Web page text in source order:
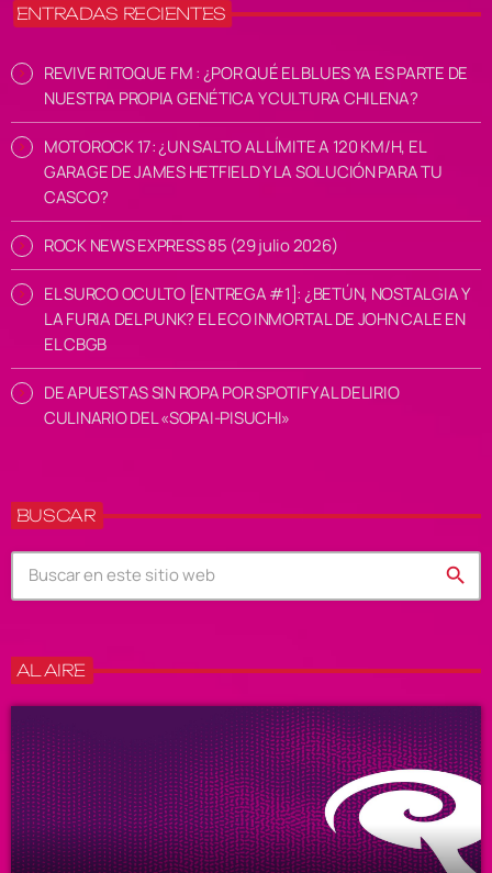
ENTRADAS RECIENTES
REVIVE RITOQUE FM : ¿POR QUÉ EL BLUES YA ES PARTE DE
NUESTRA PROPIA GENÉTICA Y CULTURA CHILENA?
MOTOROCK 17: ¿UN SALTO AL LÍMITE A 120 KM/H, EL
GARAGE DE JAMES HETFIELD Y LA SOLUCIÓN PARA TU
CASCO?
ROCK NEWS EXPRESS 85 (29 julio 2026)
EL SURCO OCULTO [ENTREGA #1]: ¿BETÚN, NOSTALGIA Y
LA FURIA DEL PUNK? EL ECO INMORTAL DE JOHN CALE EN
EL CBGB
DE APUESTAS SIN ROPA POR SPOTIFY AL DELIRIO
CULINARIO DEL «SOPAI-PISUCHI»
BUSCAR
search
AL AIRE